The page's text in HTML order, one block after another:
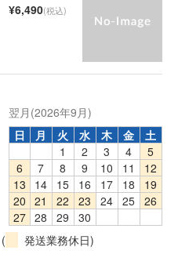
¥6,490(税込)
翌月(2026年9月)
日
月 火 水 木 金
土
1
2 3 4
5
6
7 8 9 10 11
12
13
14 15 16 17 18
19
20
21 22 23 24 25
26
27 28 29
30
(
発送業務休日)